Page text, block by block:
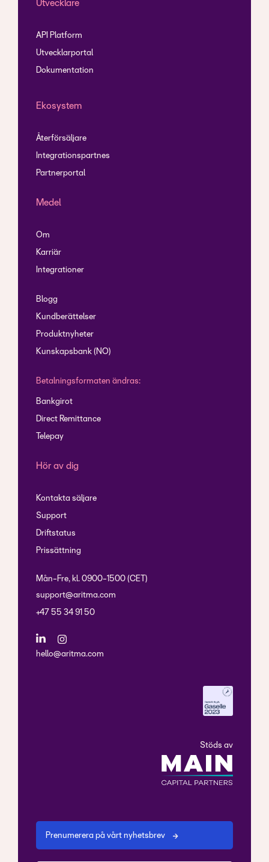
Utvecklare
API Platform
Utvecklarportal
Dokumentation
Ekosystem
Återförsäljare
Integrationspartnes
Partnerportal
Medel
Om
Karriär
Integrationer
Blogg
Kundberättelser
Produktnyheter
Kunskapsbank (NO)
Betalningsformaten ändras:
Bankgirot
Direct Remittance
Telepay
Hör av dig
Kontakta säljare
Support
Driftstatus
Prissättning
Mån-Fre, kl. 0900-1500 (CET)
support@aritma.com
+47 55 34 91 50
hello@aritma.com
Stöds av
Prenumerera på vårt nyhetsbrev